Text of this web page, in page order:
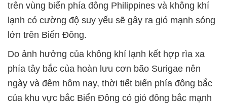
trên vùng biển phía đông Philippines và không khí
lạnh có cường độ suy yếu sẽ gây ra gió mạnh sóng
lớn trên Biển Đông.
Do ảnh hưởng của không khí lạnh kết hợp rìa xa
phía tây bắc của hoàn lưu cơn bão Surigae nên
ngày và đêm hôm nay, thời tiết biển phía đông bắc
của khu vực bắc Biển Đông có gió đông bắc mạnh